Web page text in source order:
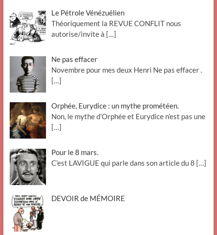
Le Pétrole Vénézuélien
Théoriquement la REVUE CONFLIT nous
autorise/invite à […]
Ne pas effacer
Novembre pour mes deux Henri Ne pas effacer .
[…]
Orphée, Eurydice : un mythe prométéen.
Non, le mythe d’Orphée et Eurydice n’est pas une
[…]
Pour le 8 mars.
C’est LAVIGUE qui parle dans son article du 8 […]
DEVOIR de MÉMOIRE